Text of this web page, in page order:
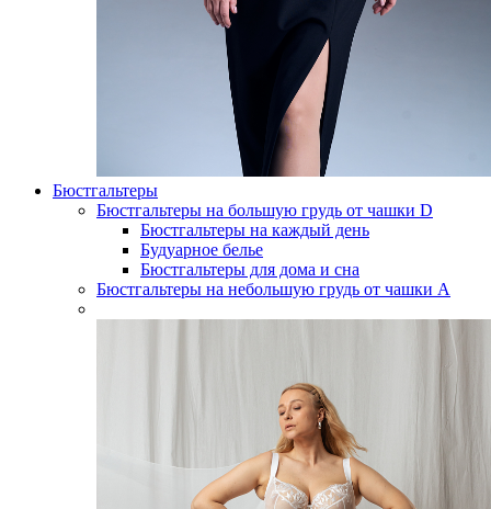
Бюстгальтеры
Бюстгальтеры на большую грудь от чашки D
Бюстгальтеры на каждый день
Будуарное белье
Бюстгальтеры для дома и сна
Бюстгальтеры на небольшую грудь от чашки А